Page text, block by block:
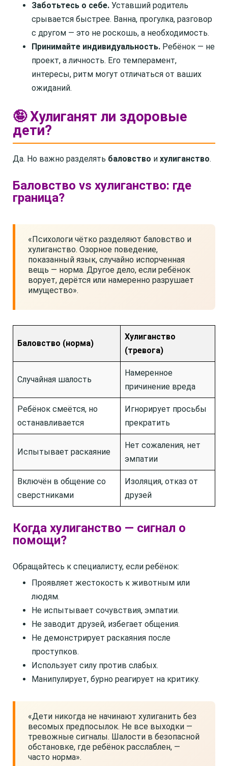
Заботьтесь о себе. Уставший родитель
срывается быстрее. Ванна, прогулка, разговор
с другом — это не роскошь, а необходимость.
Принимайте индивидуальность. Ребёнок — не
проект, а личность. Его темперамент,
интересы, ритм могут отличаться от ваших
ожиданий.
🤪 Хулиганят ли здоровые
дети?
Да. Но важно разделять баловство и хулиганство.
Баловство vs хулиганство: где
граница?
«Психологи чётко разделяют баловство и
хулиганство. Озорное поведение,
показанный язык, случайно испорченная
вещь — норма. Другое дело, если ребёнок
ворует, дерётся или намеренно разрушает
имущество».
Баловство (норма)
Хулиганство
(тревога)
Случайная шалость
Намеренное
причинение вреда
Ребёнок смеётся, но
останавливается
Игнорирует просьбы
прекратить
Испытывает раскаяние
Нет сожаления, нет
эмпатии
Включён в общение со
сверстниками
Изоляция, отказ от
друзей
Когда хулиганство — сигнал о
помощи?
Обращайтесь к специалисту, если ребёнок:
Проявляет жестокость к животным или
людям.
Не испытывает сочувствия, эмпатии.
Не заводит друзей, избегает общения.
Не демонстрирует раскаяния после
проступков.
Использует силу против слабых.
Манипулирует, бурно реагирует на критику.
«Дети никогда не начинают хулиганить без
весомых предпосылок. Не все выходки —
тревожные сигналы. Шалости в безопасной
обстановке, где ребёнок расслаблен, —
часто норма».